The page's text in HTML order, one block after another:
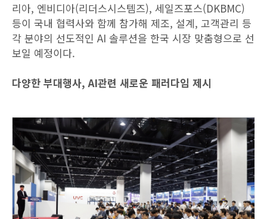
리아, 엔비디아(리더스시스템즈), 세일즈포스(DKBMC)
등이 국내 협력사와 함께 참가해 제조, 설계, 고객관리 등
각 분야의 선도적인 AI 솔루션을 한국 시장 맞춤형으로 선
보일 예정이다.
다양한 부대행사, AI관련 새로운 패러다임 제시